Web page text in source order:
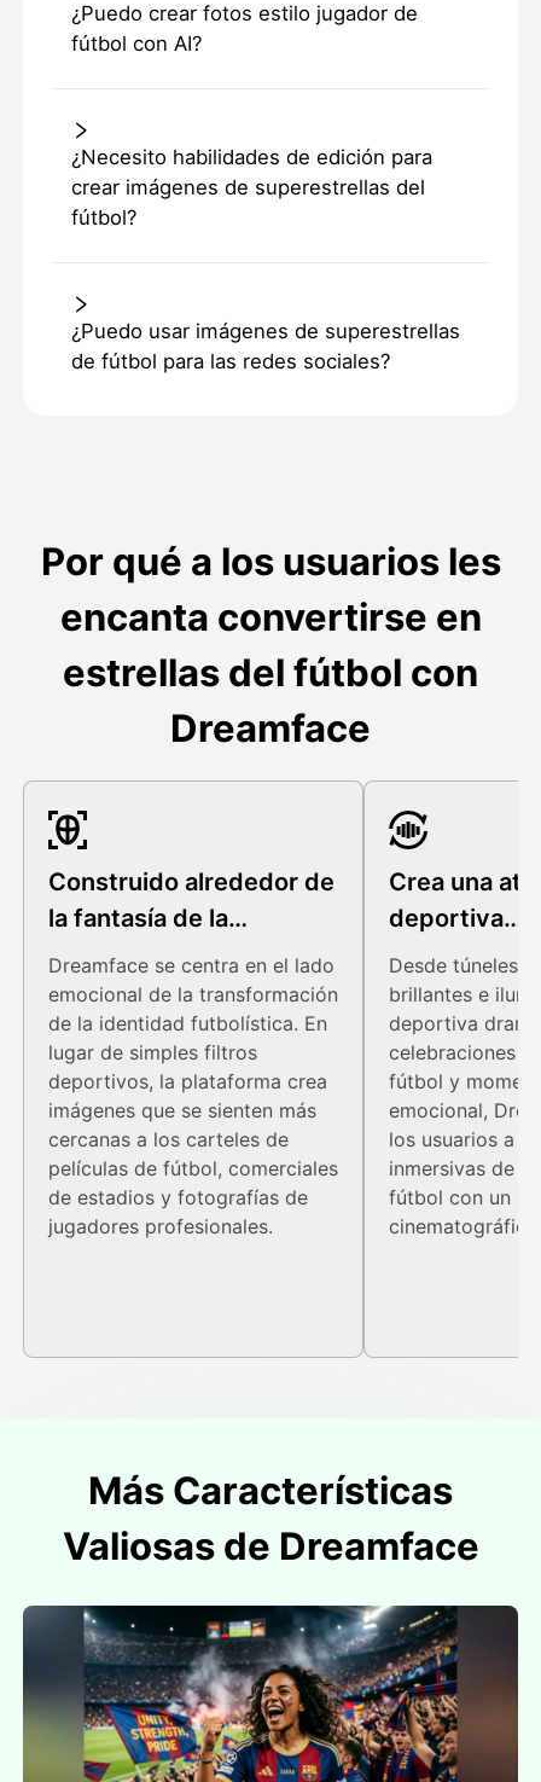
¿Puedo crear fotos estilo jugador de
fútbol con AI?
¿Necesito habilidades de edición para
crear imágenes de superestrellas del
fútbol?
¿Puedo usar imágenes de superestrellas
de fútbol para las redes sociales?
Por qué a los usuarios les
encanta convertirse en
estrellas del fútbol con
Dreamface
Construido alrededor de
la fantasía de la
superestrella del fútbol
Dreamface se centra en el lado
emocional de la transformación
de la identidad futbolística. En
lugar de simples filtros
deportivos, la plataforma crea
imágenes que se sienten más
cercanas a los carteles de
películas de fútbol, comerciales
de estadios y fotografías de
jugadores profesionales.
Crea una
deportiva
Desde túneles
brillantes e
deportiva
celebraciones
fútbol y
emocional,
los usuarios a
inmersivas de
fútbol con un
Más Características
Valiosas de Dreamface